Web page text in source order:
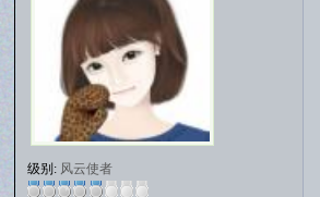
级别: 风云使者